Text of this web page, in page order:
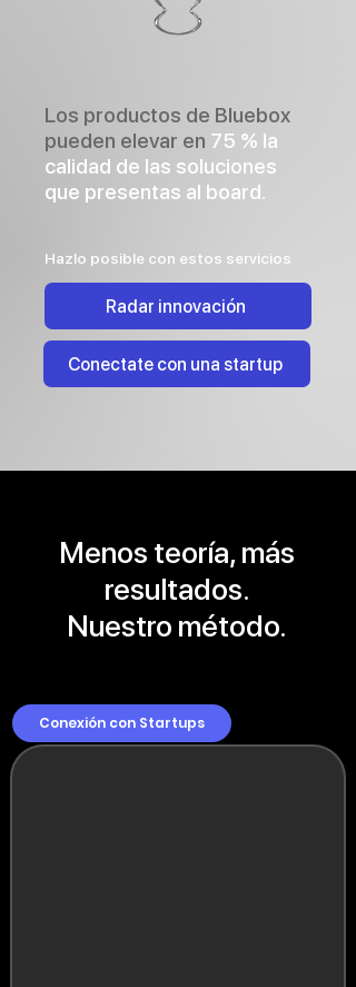
Los productos de Bluebox
pueden elevar en 75 % la
calidad de las soluciones
que presentas al board.
Hazlo posible con estos servicios
Radar innovación
Conectate con una startup
Menos teoría, más
resultados.
Nuestro método.
Conexión con Startups